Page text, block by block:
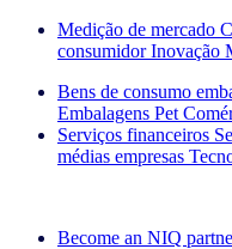
Medição de mercado
consumidor Inovação
Bens de consumo
Embalagens Pet
Serviços financeiros
médias empresas
Become an NIQ